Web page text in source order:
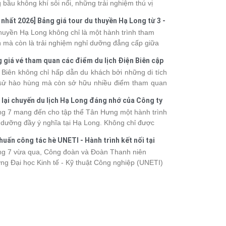
bầu không khí sôi nổi, những trải nghiệm thú vị
thiên nhiên đến những phút giây đồng hành bên
tất cả đã tạo nên một chuyến đi tràn đầy cảm xúc
ấn khó quên.
nhất 2026] Bảng giá tour du thuyền Hạ Long từ 3 -
Hạ Long không chỉ là một hành trình tham
mà còn là trải nghiệm nghỉ dưỡng đẳng cấp giữa
sẽ có mức giá và dịch vụ khác nhau, khiến nhiều
băn khoăn khi lựa chọn. Bài viết dưới đây sẽ
bảng giá tour du thuyền Hạ Long mới nhất
từ 3 - 6 sao, giúp bạn dễ dàng so sánh và tìm
hành trình phù hợp với nhu cầu cũng như ngân
giá vé tham quan các điểm du lịch Điện Biên cập
không chỉ hấp dẫn du khách bởi những di tích
hào hùng mà còn sở hữu nhiều điểm tham quan
lên kế hoạch khám phá vùng đất này, việc cập nhật
giá vé sẽ giúp bạn chủ động hơn trong lịch trình và
Cùng Vietsense Travel tham khảo bảng giá vé
quan các điểm du lịch Điện Biênmới nhất năm
ngay dưới đây.
lại chuyến du lịch Hạ Long đáng nhớ của Công ty
2026
7 mang đến cho tập thể Tân Hưng một hành trình
đầy ý nghĩa tại Hạ Long. Không chỉ được
viên còn có dịp gắn kết, sẻ chia và lưu giữ nhiều
khắc đáng nhớ. Hãy cùng nhìn lại chuyến đi
tràn niềm vui và những trải nghiệm khó quên.
công tác hè UNETI - Hành trình kết nối tại
Đồ Sơn
7 vừa qua, Công đoàn và Đoàn Thanh niên
Đại học Kinh tế - Kỹ thuật Công nghiệp (UNETI)